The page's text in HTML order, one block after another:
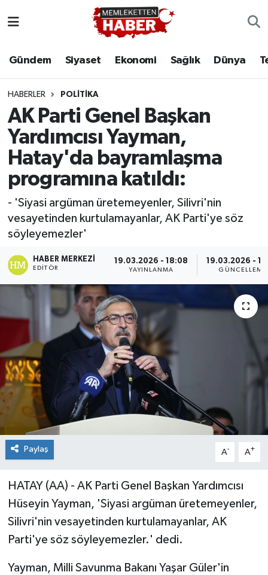
Gündem Siyaset Ekonomi Sağlık Dünya
HABERLER POLITIKA
AK Parti Genel Başkan
Yardımcısı Yayman,
Hatay'da bayramlaşma
programına katıldı:
- 'Siyasi argüman üretemeyenler, Silivri'nin
vesayetinden kurtulamayanlar, AK Parti'ye söz
söyleyemezler'
HABER MERKEZI
EDITÖR
19.03.2026 - 18:08
YAYINLANMA
19.03.2026 -
GÜNCELLEME
Paylaş A- A+
HATAY (AA) - AK Parti Genel Başkan Yardımcısı
Hüseyin Yayman, 'Siyasi argüman üretemeyenler,
Silivri'nin vesayetinden kurtulamayanlar, AK
Parti'ye söz söyleyemezler.' dedi.
Yayman, Milli Savunma Bakanı Yaşar Güler'in